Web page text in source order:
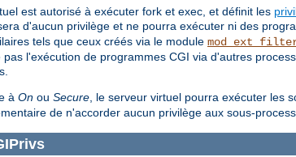
est autorisé à exécuter fork et exec, et définit les
d'aucun privilège et ne pourra exécuter ni des
tels que ceux créés via le module
l'exécution de programmes CGI via d'autres
à On ou Secure , le serveur virtuel pourra exécuter les
de n'accorder aucun privilège aux sous-